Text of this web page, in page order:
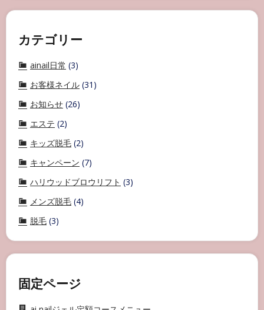
カテゴリー
ainail日常 (3)
お客様ネイル (31)
お知らせ (26)
エステ (2)
キッズ脱毛 (2)
キャンペーン (7)
ハリウッドブロウリフト (3)
メンズ脱毛 (4)
脱毛 (3)
固定ページ